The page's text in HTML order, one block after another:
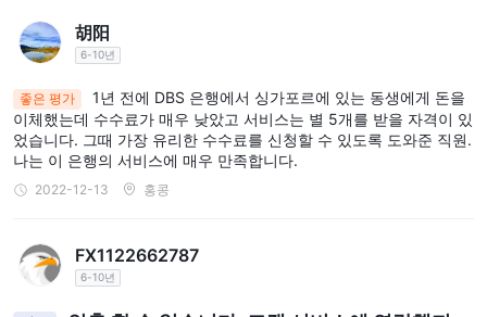
개인 및 기업 고객을 위한 다양한 금융 서비스를 강조하며, 자산 관
리, 은행, 지속 가능한 이니셔티브 지원 등을 포함합니다. DBS가 제
한 연락처를 강조하고 있습니다. 경고 섹션은 부정적인 현장 조사 리
뷰의 증가로 인해 이 브로커와 거래할 때 주의를 당할 것을 조언합니
다. 개인들은 철저한 사전 조사를 실시하고 브로커의 신뢰성을 평가
할 것을 촉구합니다.
Q1: 이 브로커는 금융 당국에 의해 규제 받고 있나요?
胡阳
6-10년
좋은 평가
1년 전에 DBS 은행에서 싱가포르에 있는 동생에게 돈을
이체했는데 수수료가 매우 낮았고 서비스는 별 5개를 받을 자격이 있
었습니다. 그때 가장 유리한 수수료를 신청할 수 있도록 도와준 직원.
나는 이 은행의 서비스에 매우 만족합니다.
2022-12-13 홍콩
FX1122662787
6-10년